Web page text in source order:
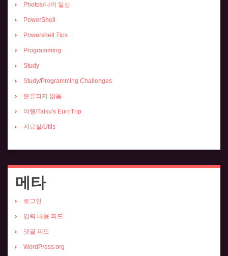
Photos/나의 일상
PowerShell
Powershell Tips
Programming
Study
Study/Programming Challenges
분류되지 않음
여행/Talsu's EuroTrip
자료실/Utils
메타
로그인
입력 내용 피드
댓글 피드
WordPress.org